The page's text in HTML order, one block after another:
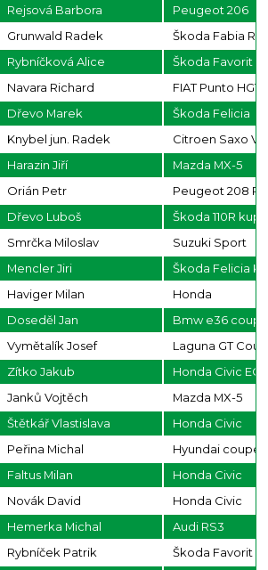
Rejsová Barbora
Peugeot 206
Grunwald Radek
Škoda Fabia RS
Rybníčková Alice
Škoda Favorit
Navara Richard
FIAT Punto HGT
Dřevo Marek
Škoda Felicia
Knybel jun. Radek
Citroen Saxo
Harazin Jiří
Mazda MX-5
Orián Petr
Peugeot 208 R2
Dřevo Luboš
Škoda 110R
Smrčka Miloslav
Suzuki Sport
Mencler Jiri
Škoda Felicia
Haviger Milan
Honda
Doseděl Jan
Bmw e36
Vymětalík Josef
Laguna GT
Zítko Jakub
Honda Civic EG
Janků Vojtěch
Mazda MX-5
Štětkář Vlastislava
Honda Civic
Peřina Michal
Hyundai coupe
Faltus Milan
Honda Civic
Novák David
Honda Civic
Hemerka Michal
Audi RS3
Rybníček Patrik
Škoda Favorit